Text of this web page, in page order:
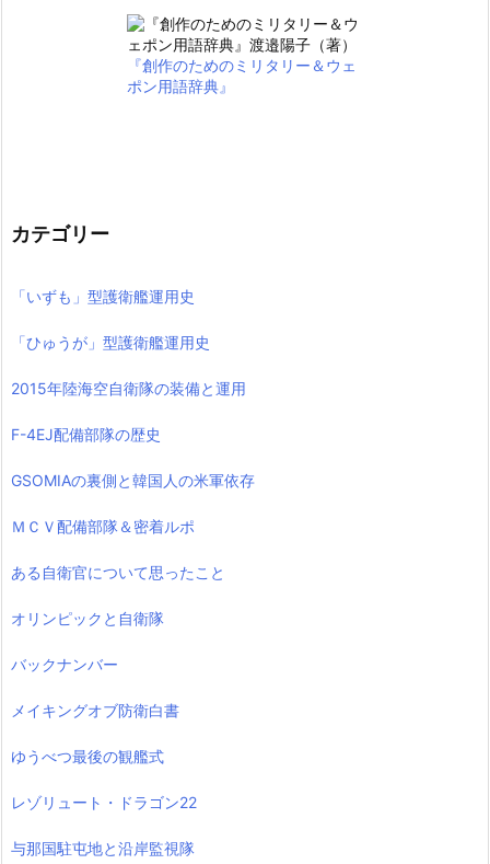
『創作のためのミリタリー＆ウェ
ポン用語辞典』
カテゴリー
「いずも」型護衛艦運用史
「ひゅうが」型護衛艦運用史
2015年陸海空自衛隊の装備と運用
F-4EJ配備部隊の歴史
GSOMIAの裏側と韓国人の米軍依存
ＭＣＶ配備部隊＆密着ルポ
ある自衛官について思ったこと
オリンピックと自衛隊
バックナンバー
メイキングオブ防衛白書
ゆうべつ最後の観艦式
レゾリュート・ドラゴン22
与那国駐屯地と沿岸監視隊